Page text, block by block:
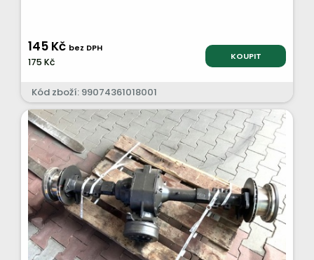
145 Kč bez DPH
175 Kč KOUPIT
Kód zboží: 99074361018001